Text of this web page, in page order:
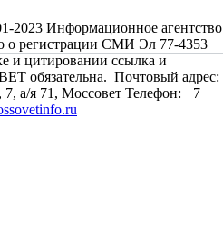
Информационное агентство
регистрации СМИ Эл 77-4353
и цитировании ссылка и
обязательна. Почтовый адрес:
7, а/я 71, Моссовет Телефон: +7